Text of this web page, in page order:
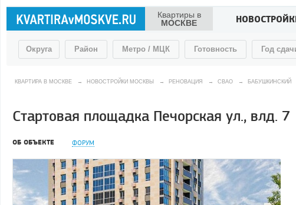
Квартиры в
МОСКВЕ
Округа Район Метро / МЦК Готовность Год
КВАРТИРА В МОСКВЕ → НОВОСТРОЙКИ МОСКВЫ → РЕНОВАЦИЯ → СВАО → БАБУШКИНСКИЙ
Стартовая площадка Печорская ул., влд. 7
ОБ ОБЪЕКТЕ ФОРУМ